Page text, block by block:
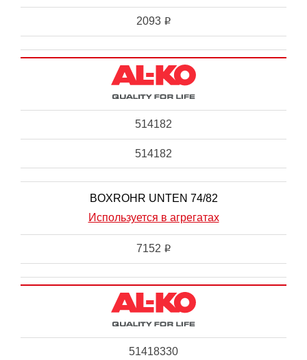
2093 i
514182
514182
BOXROHR UNTEN 74/82
Используется в агрегатах
7152 i
51418330